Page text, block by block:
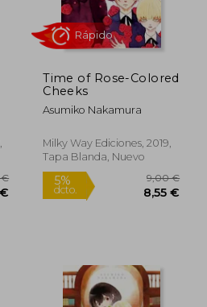
5%
dcto.
Time of Rose-Colored
Cheeks
Asumiko Nakamura
Milky Way Ediciones, 2019,
Tapa Blanda, Nuevo